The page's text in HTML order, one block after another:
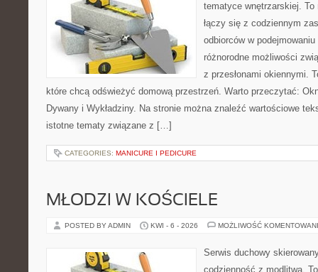
tematyce wnętrzarskiej.
łączy się z codziennym
odbiorców w
różnorodne możliwości
z przesłonami okiennymi.
które chcą odświeżyć domową przestrzeń. Warto przeczytać:
Dywany i Wykładziny. Na stronie można znaleźć wartościowe
istotne tematy związane z […]
CATEGORIES: MANICURE I PEDICURE
MŁODZI W KOŚCIELE
POSTED BY ADMIN KWI - 6 - 2026 MOŻLIWOŚĆ
Serwis duchowy
codzienność z modlitwą.